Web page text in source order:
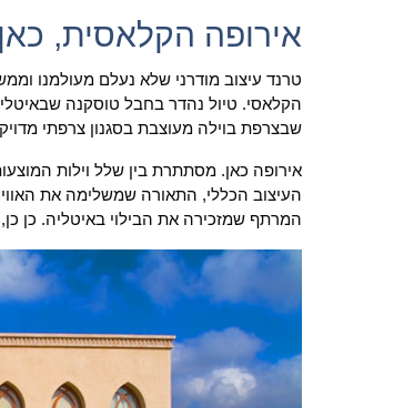
אירופה הקלאסית,
טרנד עיצוב מודרני שלא נעלם מעולמנו
הקלאסי. טיול נהדר בחבל טוסקנה
שבצרפת בוילה מעוצבת בסגנון צרפתי
אירופה כאן. מסתתרת בין שלל וילות
העיצוב הכללי, התאורה שמשלימה את
המרתף שמזכירה את הבילוי באיטליה. כן כן,